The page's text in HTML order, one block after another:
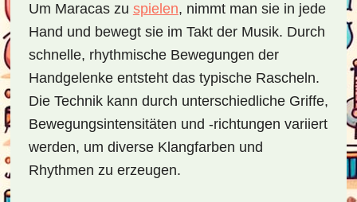
Um Maracas zu spielen, nimmt man sie in jede
Hand und bewegt sie im Takt der Musik. Durch
schnelle, rhythmische Bewegungen der
Handgelenke entsteht das typische Rascheln.
Die Technik kann durch unterschiedliche Griffe,
Bewegungsintensitäten und -richtungen variiert
werden, um diverse Klangfarben und
Rhythmen zu erzeugen.